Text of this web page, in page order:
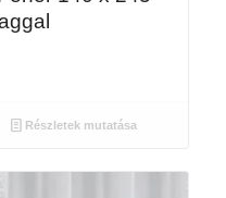
Részletek mutatása